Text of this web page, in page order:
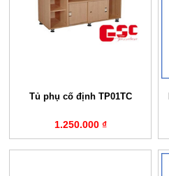
Tủ phụ cố định TP01TC
1.250.000 ₫